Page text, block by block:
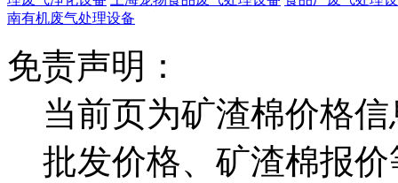
南有机废气处理设备
免责声明：
当前页为矿渣棉价格
批发价格、矿渣棉报